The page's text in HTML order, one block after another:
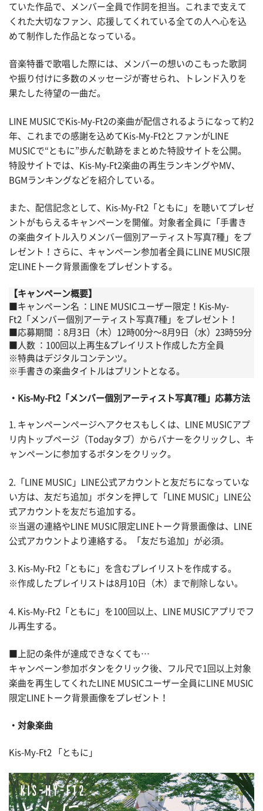
ていた作品で、メンバー全員で作詞を担当。これまで支えて
くれた大切なファン、応援してくれている全ての人へ心を込
めて制作した作品となっている。
音楽特番で歌唱した際には、メンバーの想いのこもった歌詞
や振り付けに多数のメッセージが寄せられ、トレンド入りを
果たした待望の一曲だ。
LINE MUSICでKis-My-Ft2の楽曲が配信されるようになって約2
年、これまでの感謝を込めてKis-My-Ft2とファンがLINE
MUSICで“ともに”歩んだ軌跡をまとめた特設サイトを公開。
特設サイトでは、Kis-My-Ft2楽曲の再生ランキングやMV、
BGMランキングなどを紹介している。
また、配信記念として、Kis-My-Ft2「ともに」を聴いてプレゼ
ントがもらえるキャンペーンを開催。対象者全員に「手書き
の楽曲タイトル入りメンバー個別アーティスト写真7種」をプ
レゼント！さらに、キャンペーン参加者全員にLINE MUSIC限
定LINEトーク背景画像をプレゼントする。
【キャンペーン概要】
■キャンペーン名 ：LINE MUSICユーザー限定！Kis-My-
Ft2「メンバー個別アーティスト写真7種」をプレゼント！
■応募期間 ：8月3日（木）12時00分〜8月9日（水）23時59分
■人数 ：100回以上再生&プレイリスト作成した方全員
※特典はデジタルコンテンツ。
※手書きの楽曲タイトルはプリントとなる。
Kis-My-Ft2「メンバー個別アーティスト写真7種」応募方法
1. キャンペーンページへアクセスもしくは、LINE MUSICアプ
リ内トップページ（Todayタブ）からバナーをクリックし、キ
ャンペーンに参加するボタンをクリック。
2.「LINE MUSIC」LINE公式アカウントと友だちになっていな
い方は、友だち追加」ボタンを押して「LINE MUSIC」LINE公
式アカウントを友だち追加する。
※当選の連絡やLINE MUSIC限定LINEトーク背景画像は、LINE
公式アカウントより連絡する。「友だち追加」が必須。
3. Kis-My-Ft2「ともに」を含むプレイリストを作成する。
※作成したプレイリストは8月10日（木）まで削除しない。
4. Kis-My-Ft2「ともに」を100回以上、LINE MUSICアプリでフ
ル再生する。
■上記の条件が達成できなくても…
キャンペーン参加ボタンをクリック後、フル尺で1回以上対象
楽曲を再生してくれたLINE MUSICユーザー全員にLINE MUSIC
限定LINEトーク背景画像をプレゼント！
対象楽曲
Kis-My-Ft2 「ともに」